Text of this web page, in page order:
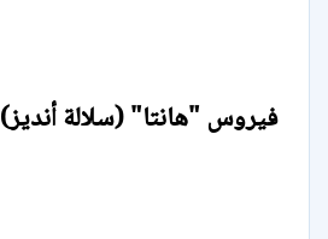
فيروس "هانتا" (سلالة أنديز)